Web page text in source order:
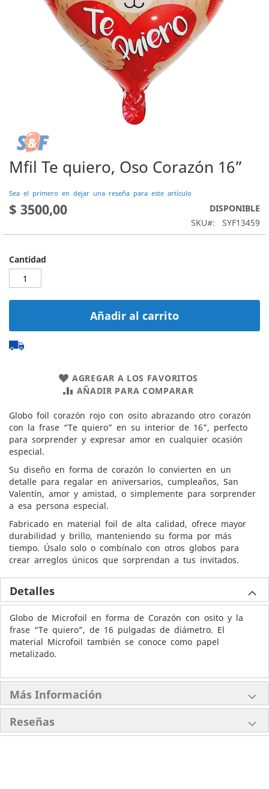
Mfil Te quiero, Oso Corazón 16”
Sea el primero en dejar una reseña para este artículo
$ 3500,00 DISPONIBLE
SKU SYF13459
Cantidad
Añadir al carrito
AGREGAR A LOS FAVORITOS
AÑADIR PARA COMPARAR
Globo foil corazón rojo con osito abrazando otro corazón
con la frase “Te quiero” en su interior de 16”, perfecto
para sorprender y expresar amor en cualquier ocasión
especial.
Su diseño en forma de corazón lo convierten en un
detalle para regalar en aniversarios, cumpleaños, San
Valentín, amor y amistad, o simplemente para sorprender
a esa persona especial.
Fabricado en material foil de alta calidad, ofrece mayor
durabilidad y brillo, manteniendo su forma por más
tiempo. Úsalo solo o combínalo con otros globos para
crear arreglos únicos que sorprendan a tus invitados.
Saltar
la
de
Detalles
Globo de Microfoil en forma de Corazón con osito y la
frase “Te quiero”, de 16 pulgadas de diámetro. El
material Microfoil también se conoce como papel
metalizado.
Más Información
Reseñas